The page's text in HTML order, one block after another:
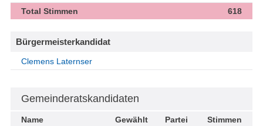
Total Stimmen
618
Bürgermeisterkandidat
Clemens Laternser
Gemeinderatskandidaten
Name Gewählt Partei Stimmen